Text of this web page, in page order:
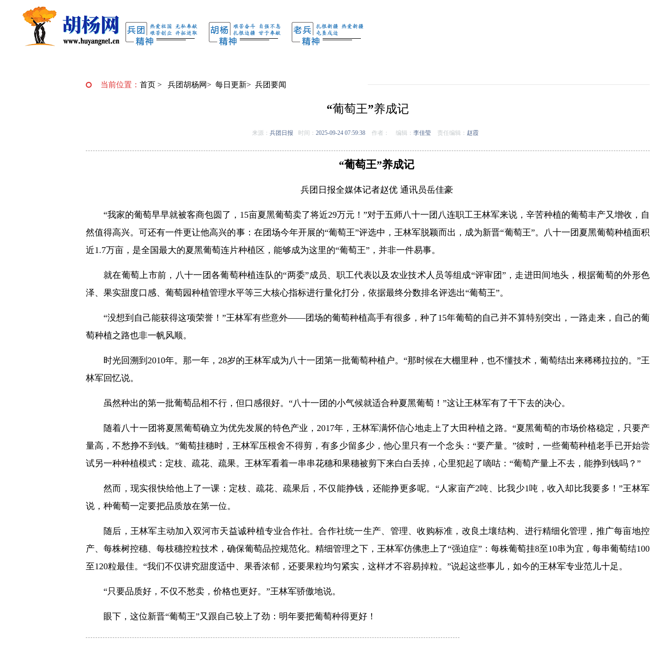
当前位置： 首页 > 兵团胡杨网> 每日更新> 兵团要闻
“葡萄王”养成记
来源： 兵团日报 时间： 2025-09-24 07:59:38 作者： 编辑： 李佳莹 责任编辑： 赵霞
“葡萄王”养成记
兵团日报全媒体记者赵优 通讯员岳佳豪
“我家的葡萄早早就被客商包圆了，15亩夏黑葡萄卖了将近29万元！”对于五师八十一团八连职工王林军来说，辛苦种植的葡萄丰产又增收，自
然值得高兴。可还有一件更让他高兴的事：在团场今年开展的“葡萄王”评选中，王林军脱颖而出，成为新晋“葡萄王”。八十一团夏黑葡萄种植面积
近1.7万亩，是全国最大的夏黑葡萄连片种植区，能够成为这里的“葡萄王”，并非一件易事。
就在葡萄上市前，八十一团各葡萄种植连队的“两委”成员、职工代表以及农业技术人员等组成“评审团”，走进田间地头，根据葡萄的外形色
泽、果实甜度口感、葡萄园种植管理水平等三大核心指标进行量化打分，依据最终分数排名评选出“葡萄王”。
“没想到自己能获得这项荣誉！”王林军有些意外——团场的葡萄种植高手有很多，种了15年葡萄的自己并不算特别突出，一路走来，自己的葡
萄种植之路也非一帆风顺。
时光回溯到2010年。那一年，28岁的王林军成为八十一团第一批葡萄种植户。“那时候在大棚里种，也不懂技术，葡萄结出来稀稀拉拉的。”王
林军回忆说。
虽然种出的第一批葡萄品相不行，但口感很好。“八十一团的小气候就适合种夏黑葡萄！”这让王林军有了干下去的决心。
随着八十一团将夏黑葡萄确立为优先发展的特色产业，2017年，王林军满怀信心地走上了大田种植之路。“夏黑葡萄的市场价格稳定，只要产
量高，不愁挣不到钱。”葡萄挂穗时，王林军压根舍不得剪，有多少留多少，他心里只有一个念头：“要产量。”彼时，一些葡萄种植老手已开始尝
试另一种种植模式：定枝、疏花、疏果。王林军看着一串串花穗和果穗被剪下来白白丢掉，心里犯起了嘀咕：“葡萄产量上不去，能挣到钱吗？”
然而，现实很快给他上了一课：定枝、疏花、疏果后，不仅能挣钱，还能挣更多呢。“人家亩产2吨、比我少1吨，收入却比我要多！”王林军
说，种葡萄一定要把品质放在第一位。
随后，王林军主动加入双河市天益诚种植专业合作社。合作社统一生产、管理、收购标准，改良土壤结构、进行精细化管理，推广每亩地控
产、每株树控穗、每枝穗控粒技术，确保葡萄品控规范化。精细管理之下，王林军仿佛患上了“强迫症”：每株葡萄挂8至10串为宜，每串葡萄结100
至120粒最佳。“我们不仅讲究甜度适中、果香浓郁，还要果粒均匀紧实，这样才不容易掉粒。”说起这些事儿，如今的王林军专业范儿十足。
“只要品质好，不仅不愁卖，价格也更好。”王林军骄傲地说。
眼下，这位新晋“葡萄王”又跟自己较上了劲：明年要把葡萄种得更好！